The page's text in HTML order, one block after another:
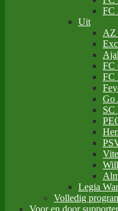
FC
Uit
AZ
FC
FC
Go
SC
Legia
Volledig
Voor en door